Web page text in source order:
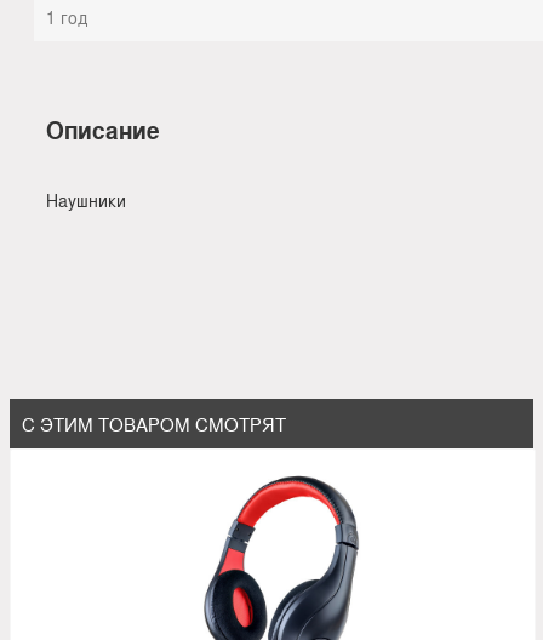
1 год
Описание
Наушники
С ЭТИМ ТОВАРОМ СМОТРЯТ